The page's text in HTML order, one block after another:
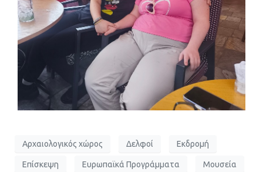
Αρχαιολογικός χώρος Δελφοί Εκδρομή
Επίσκεψη Ευρωπαϊκά Προγράμματα Μουσεία